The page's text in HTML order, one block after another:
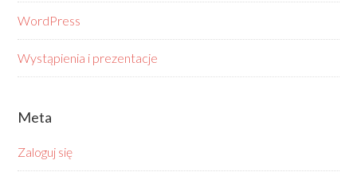
WordPress
Wystąpienia i prezentacje
Meta
Zaloguj się